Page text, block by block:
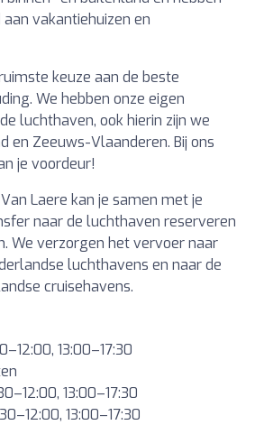
vakantiehuizen en
keuze aan de beste
We hebben onze eigen
luchthaven, ook hierin zijn we
en Zeeuws-Vlaanderen. Bij ons
je voordeur!
Laere kan je samen met je
naar de luchthaven reserveren
We verzorgen het vervoer naar
luchthavens en naar de
cruisehavens.
13:00–17:30
13:00–17:30
13:00–17:30